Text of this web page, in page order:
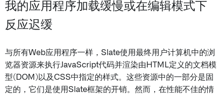
我的应用程序加载缓慢或在编辑模式下
反应迟缓
与所有Web应用程序一样，Slate使用最终用户计算机中的浏
览器资源来执行JavaScript代码并渲染由HTML定义的文档模
型(DOM)以及CSS中指定的样式。这些资源中的一部分是固
定的，它们是使用Slate框架的开销。然而，在性能不佳的情